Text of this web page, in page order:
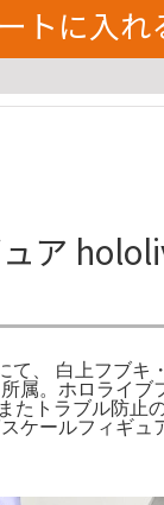
トに入れ
ア
て、 白上フブキ
属。ホロライ
たトラブル防止
スケールフィ